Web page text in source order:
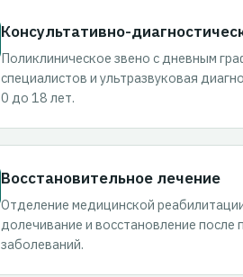
Консультативно-
Поликлиническое звено с дневным
специалистов и ультразвуковая
0 до 18 лет.
Восстановительное лечение
Отделение медицинской
долечивание и восстановление после
заболеваний.